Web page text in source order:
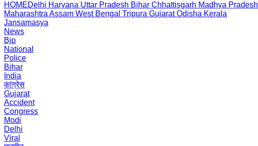
HOMEDelhi Haryana Uttar Pradesh Bihar Chhattisgarh Madhya Pradesh
Maharashtra Assam West Bengal Tripura Gujarat Odisha Kerala
Jansamasya
News
Bjp
National
Police
Bihar
India
कांग्रेस
Gujarat
Accident
Congress
Modi
Delhi
Viral